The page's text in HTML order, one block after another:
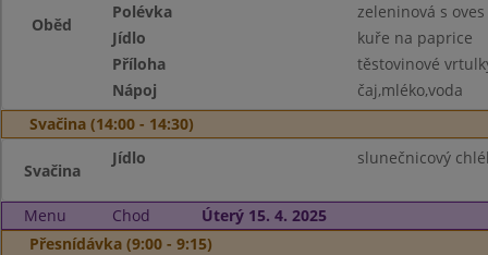
Oběd
Polévka
zeleninová s
Jídlo
kuře na paprice
Příloha
těstovinové
Nápoj
čaj,mléko,voda
Svačina (14:00 - 14:30)
Svačina
Jídlo slunečnicový
Menu Chod
Úterý 15. 4. 2025
Přesnídávka (9:00 - 9:15)